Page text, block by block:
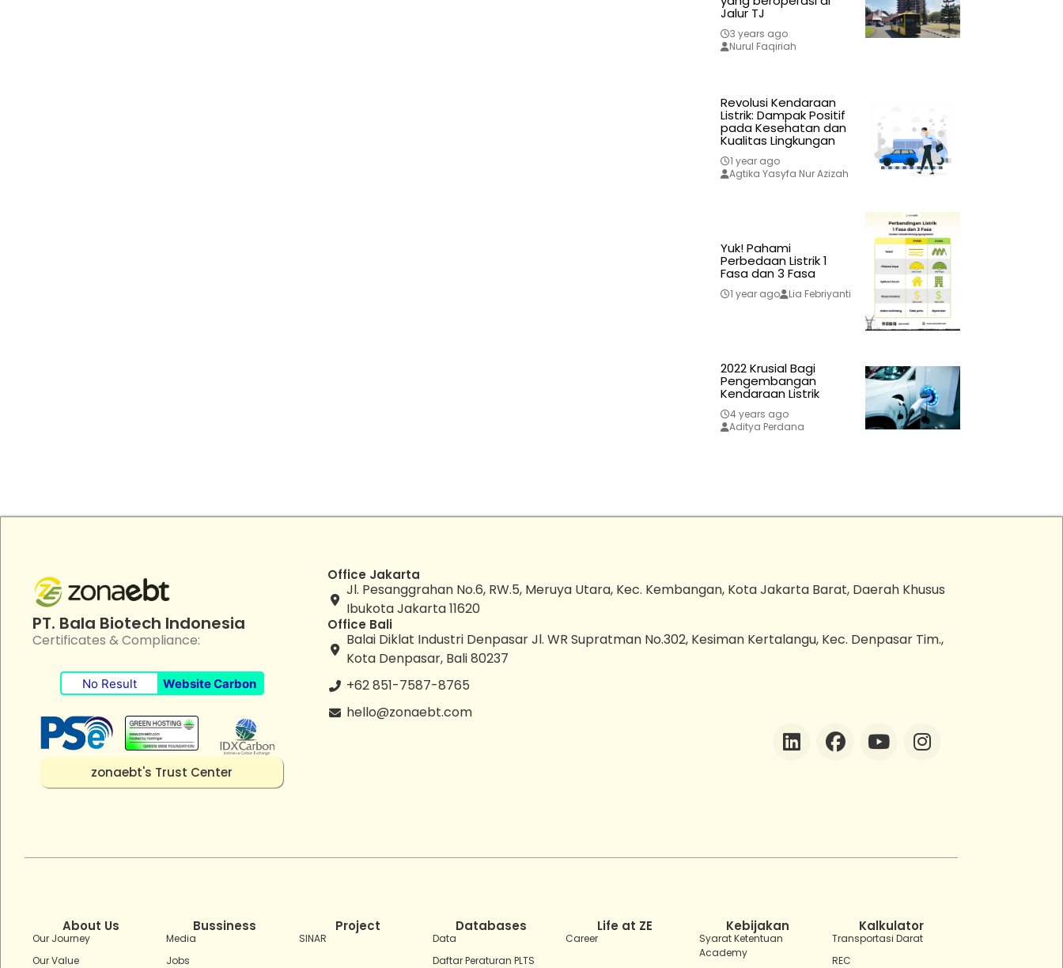
Jalur TJ
3 years ago
Nurul Faqiriah
Revolusi Kendaraan
Listrik: Dampak Positif
pada Kesehatan dan
Kualitas Lingkungan
1 year ago
Agtika Yasyfa Nur Azizah
Yuk! Pahami
Perbedaan Listrik 1
Fasa dan 3 Fasa
1 year ago Lia Febriyanti
2022 Krusial Bagi
Pengembangan
Kendaraan Listrik
4 years ago
Aditya Perdana
PT. Bala Biotech Indonesia
Certificates & Compliance:
No Result Website Carbon
zonaebt's Trust Center
Office Jakarta
Jl. Pesanggrahan No.6, RW.5, Meruya Utara, Kec. Kembangan, Kota Jakarta Barat, Daerah Khusus
Ibukota Jakarta 11620
Office Bali
Balai Diklat Industri Denpasar Jl. WR Supratman No.302, Kesiman Kertalangu, Kec. Denpasar Tim.,
Kota Denpasar, Bali 80237
+62 851-7587-8765
hello@zonaebt.com
About Us
Our Journey
Our Value
Bussiness
Media
Jobs
Project
SINAR
Databases
Data
Daftar Peraturan PLTS
Life at ZE
Career
Kebijakan
Syarat Ketentuan
Academy
Kalkulator
Transportasi Darat
REC